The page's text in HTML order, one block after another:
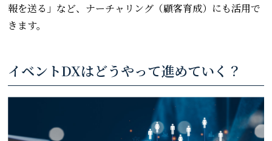
報を送る」など、ナーチャリング（顧客育成）にも活用で
きます。
イベントDXはどうやって進めていく？